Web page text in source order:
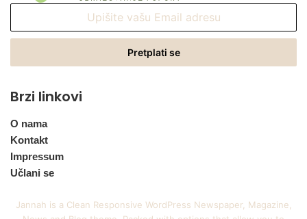
Email
Brzi linkovi
O nama
Kontakt
Impressum
Učlani se
Jannah is a Clean Responsive WordPress Newspaper, Magazine,